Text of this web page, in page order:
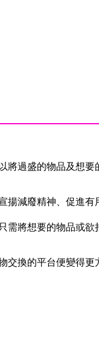
過盛的物品及想
減廢精神、促進有
將想要的物品或欲
換的平台便變得